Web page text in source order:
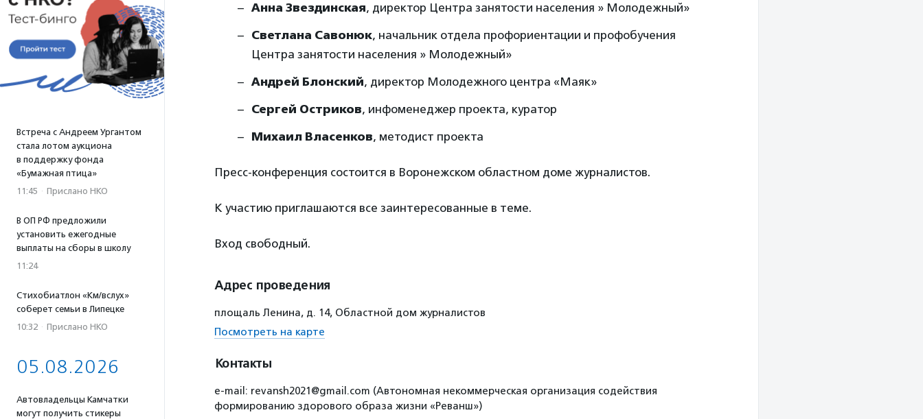
Встреча с Андреем Ургантом
стала лотом аукциона
в поддержку фонда
«Бумажная птица»
11:45 · Прислано НКО
В ОП РФ предложили
установить ежегодные
выплаты на сборы в школу
11:24
Стихобиатлон «Км/вслух»
соберет семьи в Липецке
10:32 · Прислано НКО
05.08.2026
Автовладельцы Камчатки
могут получить стикеры
Анна Звездинская, директор Центра занятости населения » Молодежный»
Светлана Савонюк, начальник отдела профориентации и профобучения
Центра занятости населения » Молодежный»
Андрей Блонский, директор Молодежного центра «Маяк»
Сергей Остриков, инфоменеджер проекта, куратор
Михаил Власенков, методист проекта
Пресс-конференция состоится в Воронежском областном доме журналистов.
К участию приглашаются все заинтересованные в теме.
Вход свободный.
Адрес проведения
площаль Ленина, д. 14, Областной дом журналистов
Посмотреть на карте
Контакты
e-mail: revansh2021@gmail.com (Автономная некоммерческая организация содействия
формированию здорового образа жизни «Реванш»)